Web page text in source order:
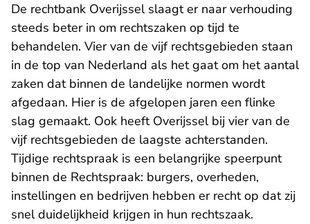
De rechtbank Overijssel slaagt er naar verhouding
steeds beter in om rechtszaken op tijd te
behandelen. Vier van de vijf rechtsgebieden staan
in de top van Nederland als het gaat om het aantal
zaken dat binnen de landelijke normen wordt
afgedaan. Hier is de afgelopen jaren een flinke
slag gemaakt. Ook heeft Overijssel bij vier van de
vijf rechtsgebieden de laagste achterstanden.
Tijdige rechtspraak is een belangrijke speerpunt
binnen de Rechtspraak: burgers, overheden,
instellingen en bedrijven hebben er recht op dat zij
snel duidelijkheid krijgen in hun rechtszaak.